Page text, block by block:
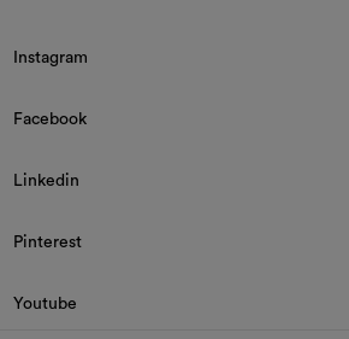
Instagram
Facebook
Linkedin
Pinterest
Youtube